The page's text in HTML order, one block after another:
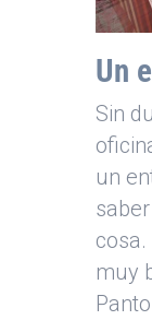
Un
Sin
un
muy